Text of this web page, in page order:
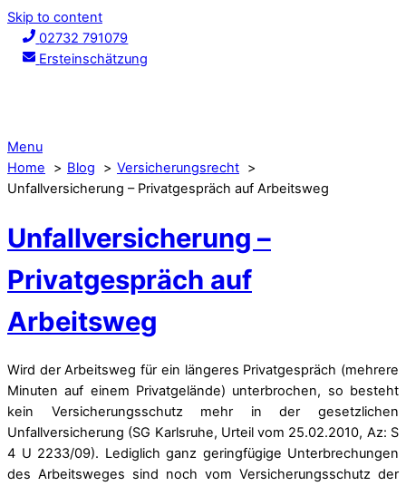
Skip to content
02732 791079
Ersteinschätzung
Menu
Home
Blog
Versicherungsrecht
Unfallversicherung – Privatgespräch auf Arbeitsweg
Unfallversicherung –
Privatgespräch auf
Arbeitsweg
Wird der Arbeitsweg für ein längeres Privatgespräch (mehrere
Minuten auf einem Privatgelände) unterbrochen, so besteht
kein Versicherungsschutz mehr in der gesetzlichen
Unfallversicherung (SG Karlsruhe, Urteil vom 25.02.2010, Az: S
4 U 2233/09). Lediglich ganz geringfügige Unterbrechungen
des Arbeitsweges sind noch vom Versicherungsschutz der